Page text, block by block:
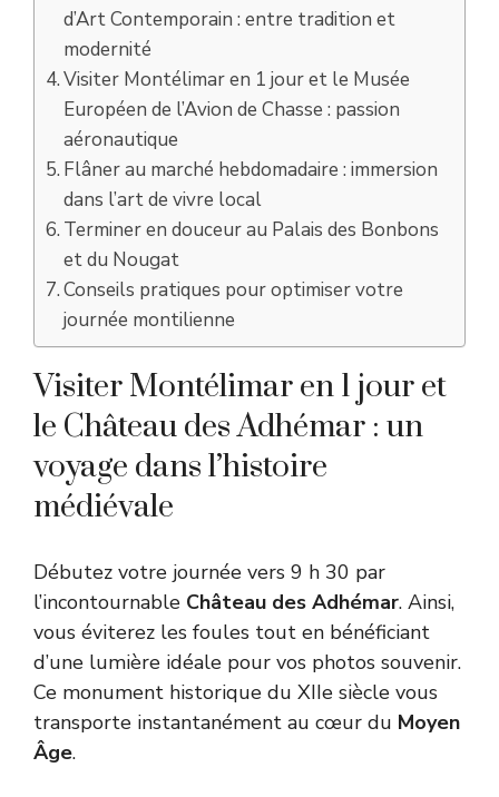
d’Art Contemporain : entre tradition et
modernité
Visiter Montélimar en 1 jour et le Musée
Européen de l’Avion de Chasse : passion
aéronautique
Flâner au marché hebdomadaire : immersion
dans l’art de vivre local
Terminer en douceur au Palais des Bonbons
et du Nougat
Conseils pratiques pour optimiser votre
journée montilienne
Visiter Montélimar en 1 jour et
le Château des Adhémar : un
voyage dans l’histoire
médiévale
Débutez votre journée vers 9 h 30 par
l’incontournable Château des Adhémar. Ainsi,
vous éviterez les foules tout en bénéficiant
d’une lumière idéale pour vos photos souvenir.
Ce monument historique du XIIe siècle vous
transporte instantanément au cœur du Moyen
Âge.